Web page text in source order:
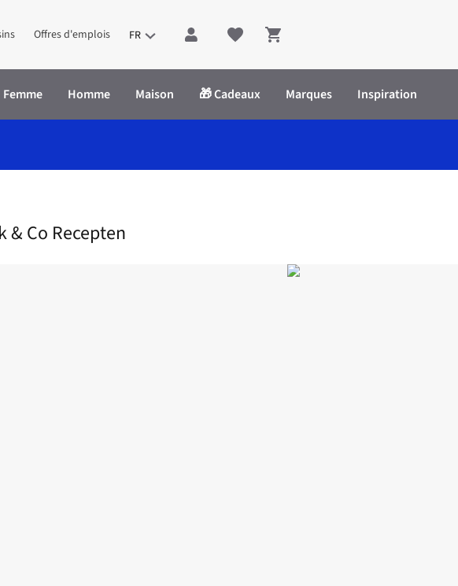
Offres d'emplois FR Shopping cart
Femme Homme Maison 🎁 Cadeaux Marques Inspiration
& Co Recepten